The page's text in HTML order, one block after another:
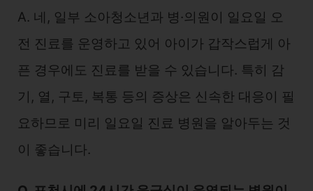
A. 네, 일부 소아청소년과 병·의원이 일요일 오
전 진료를 운영하고 있어 아이가 갑작스럽게 아
픈 경우에도 진료를 받을 수 있습니다. 특히 감
기, 열, 구토, 복통 등의 증상은 신속한 대응이 필
요하므로 미리 일요일 진료 병원을 알아두는 것
이 좋습니다.